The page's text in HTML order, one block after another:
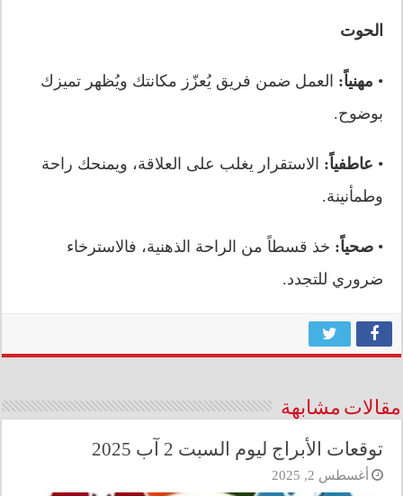
الحوت
• مهنياً: العمل ضمن فريق يُعزّز مكانتك ويُظهر تميزك
بوضوح.
• عاطفياً: الاستقرار يغلب على العلاقة، ويمنحك راحة
وطمأنينة.
•صحياً: خذ قسطاً من الراحة الذهنية، فالاسترخاء
ضروري للتجدد.
مقالات مشابهة
توقعات الأبراج ليوم السبت 2 آب 2025
أغسطس 2, 2025